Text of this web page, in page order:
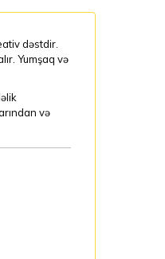
dəstdir.
Yumşaq və
və